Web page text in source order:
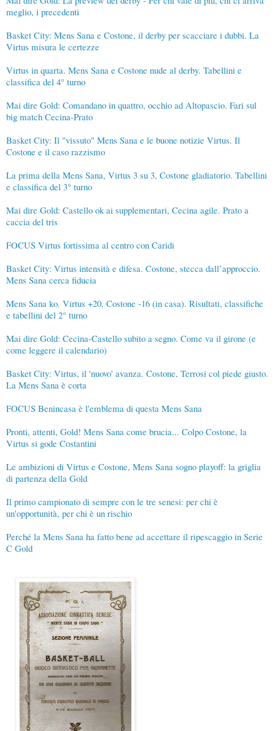
meglio, i precedenti
Basket City: Mens Sana e Costone, il derby per scacciare i dubbi. La
Virtus misura le certezze
Virtus in quarta. Mens Sana e Costone nude al derby. Tabellini e
classifica del 4° turno
Mai dire Gold: Comandano in quattro, occhio ad Altopascio. Fari sul
big match Cecina-Prato
Basket City: Il "vissuto" Mens Sana e le buone notizie Virtus. Il
Costone e il caso razzismo
La prima della Mens Sana, Virtus 3 su 3, Costone gladiatorio. Tabellini
e classifica del 3° turno
Mai dire Gold: Castello ok ai supplementari, Cecina agile. Prato a
caccia del tris
FOCUS Virtus fortissima al centro con Caridi
Basket City: Virtus intensità e difesa. Costone, stecca dall’approccio.
Mens Sana cerca fiducia
Mens Sana ko. Virtus +20, Costone -16 (in casa). Risultati, classifiche
e tabellini del 2° turno
Mai dire Gold: Cecina-Castello subito a segno. Come va il girone (e
come leggere il calendario)
Basket City: Virtus, il 'nuovo' avanza. Costone, Terrosi col piede giusto.
La Mens Sana è corta
FOCUS Benincasa è l'emblema di questa Mens Sana
Pronti, attenti, Gold! Mens Sana come brucia... Colpo Costone, la
Virtus si gode Costantini
Le ambizioni di Virtus e Costone, Mens Sana sogno playoff: la griglia
di partenza della Gold
Il primo campionato di sempre con le tre senesi: per chi è
un'opportunità, per chi è un rischio
Perché la Mens Sana ha fatto bene ad accettare il ripescaggio in Serie
C Gold